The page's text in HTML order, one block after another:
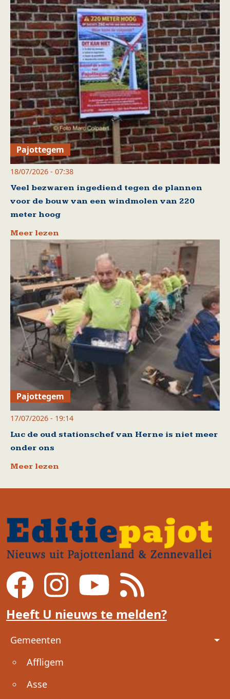
Pajottegem
18/07/2026 - 07:38
Veel bezwaren ingediend tegen de plannen
voor de bouw van een windmolen van 220
meter hoog
Meer lezen
Pajottegem
17/07/2026 - 19:14
Luc de oud stationschef van Herne is niet meer
onder ons
Meer lezen
Heeft U nieuws te melden?
Voet
Gemeenten
Affligem
Asse